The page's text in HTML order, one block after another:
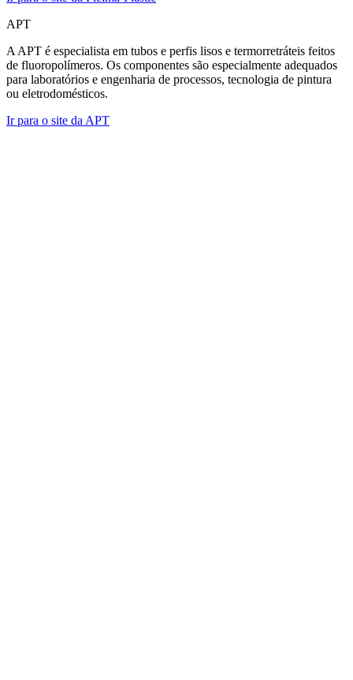
APT
A APT é especialista em tubos e perfis lisos e termorretráteis feitos
de fluoropolímeros. Os componentes são especialmente adequados
para laboratórios e engenharia de processos, tecnologia de pintura
ou eletrodomésticos.
Ir para o site da APT